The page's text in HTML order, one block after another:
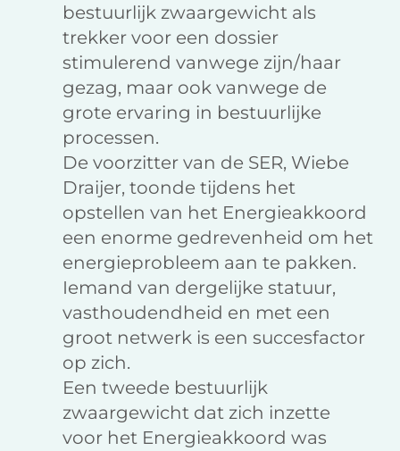
bestuurlijk zwaargewicht als
trekker voor een dossier
stimulerend vanwege zijn/haar
gezag, maar ook vanwege de
grote ervaring in bestuurlijke
processen.
De voorzitter van de SER, Wiebe
Draijer, toonde tijdens het
opstellen van het Energieakkoord
een enorme gedrevenheid om het
energieprobleem aan te pakken.
Iemand van dergelijke statuur,
vasthoudendheid en met een
groot netwerk is een succesfactor
op zich.
Een tweede bestuurlijk
zwaargewicht dat zich inzette
voor het Energieakkoord was